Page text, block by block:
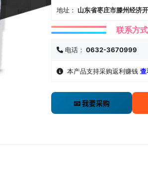
地址： 山东省枣庄市滕州经济
联系方式
电话： 0632-3670999
本产品支持采购返利赚钱 查
📧 我要采购